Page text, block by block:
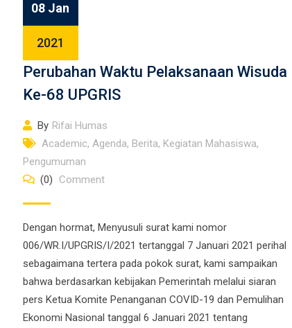
08 Jan
2021
Perubahan Waktu Pelaksanaan Wisuda
Ke-68 UPGRIS
By Rifai Humas
Academic, Agenda, Berita, Kegiatan Mahasiswa,
Pengumuman
(0)
Comment
Dengan hormat, Menyusuli surat kami nomor
006/WR.I/UPGRIS/I/2021 tertanggal 7 Januari 2021 perihal
sebagaimana tertera pada pokok surat, kami sampaikan
bahwa berdasarkan kebijakan Pemerintah melalui siaran
pers Ketua Komite Penanganan COVID-19 dan Pemulihan
Ekonomi Nasional tanggal 6 Januari 2021 tentang